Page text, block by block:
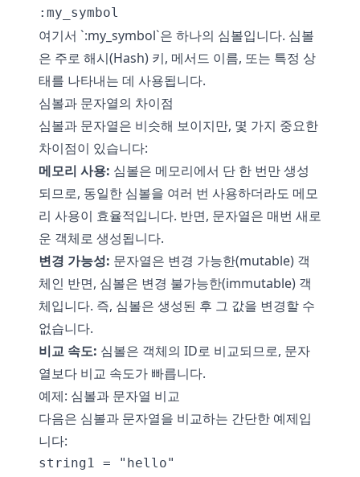
여기서 `:my_symbol`은 하나의 심볼입니다. 심볼
은 주로 해시(Hash) 키, 메서드 이름, 또는 특정 상
태를 나타내는 데 사용됩니다.
심볼과 문자열의 차이점
심볼과 문자열은 비슷해 보이지만, 몇 가지 중요한
차이점이 있습니다:
메모리 사용: 심볼은 메모리에서 단 한 번만 생성
되므로, 동일한 심볼을 여러 번 사용하더라도 메모
리 사용이 효율적입니다. 반면, 문자열은 매번 새로
운 객체로 생성됩니다.
변경 가능성: 문자열은 변경 가능한(mutable) 객
체인 반면, 심볼은 변경 불가능한(immutable) 객
체입니다. 즉, 심볼은 생성된 후 그 값을 변경할 수
없습니다.
비교 속도: 심볼은 객체의 ID로 비교되므로, 문자
열보다 비교 속도가 빠릅니다.
예제: 심볼과 문자열 비교
다음은 심볼과 문자열을 비교하는 간단한 예제입
니다:
string1 = "hello"